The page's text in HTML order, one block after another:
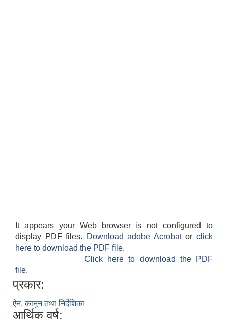
It appears your Web browser is not configured to
display PDF files.
Download adobe Acrobatorclick
here to download the PDF file.
Click here to download the PDF
file.
प्रकार:
ऐन, कानुन तथा निर्देशिका
आर्थिक वर्ष: